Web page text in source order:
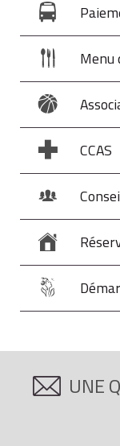
Menu
CCAS
UNE